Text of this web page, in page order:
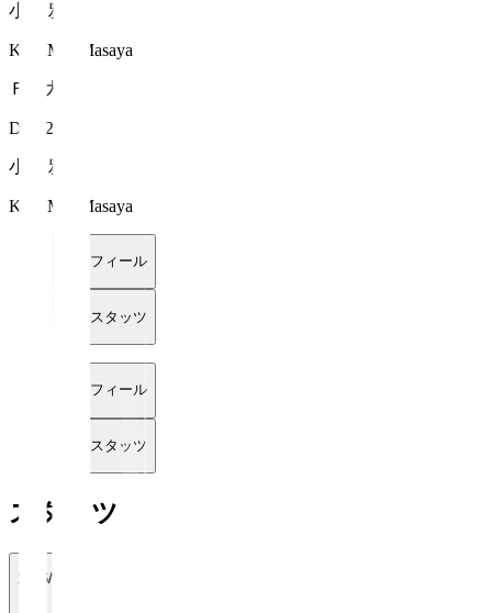
小島 雅也
KOJIMA Masaya
ＦＣ大阪
DF 52
小島 雅也
KOJIMA Masaya
プロフィール
詳細スタッツ
プロフィール
詳細スタッツ
スタッツ
2026/27